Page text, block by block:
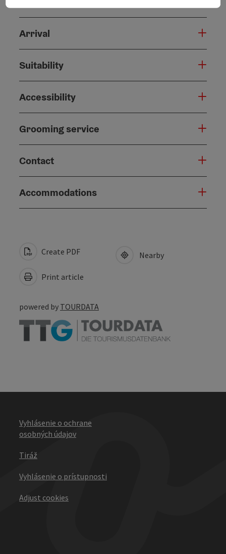
Arrival
Suitability
Accessibility
Grooming service
Contact
Accommodations
Create PDF
Print article
Nearby
powered by TOURDATA
Vyhlásenie o ochrane
osobných údajov
Tiráž
Vyhlásenie o prístupnosti
Adjust cookies